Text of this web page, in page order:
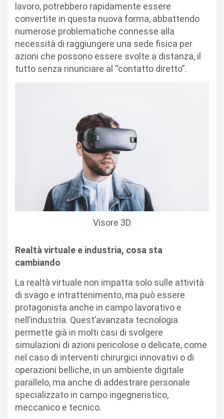
lavoro, potrebbero rapidamente essere
convertite in questa nuova forma, abbattendo
numerose problematiche connesse alla
necessità di raggiungere una sede fisica per
azioni che possono essere svolte a distanza, il
tutto senza rinunciare al “contatto diretto”.
Visore 3D
Realtà virtuale e industria, cosa sta
cambiando
La realtà virtuale non impatta solo sulle attività
di svago e intrattenimento, ma può essere
protagonista anche in campo lavorativo e
nell’industria. Quest’avanzata tecnologia
permette già in molti casi di svolgere
simulazioni di azioni pericolose o delicate, come
nel caso di interventi chirurgici innovativi o di
operazioni belliche, in un ambiente digitale
parallelo, ma anche di addestrare personale
specializzato in campo ingegneristico,
meccanico e tecnico.